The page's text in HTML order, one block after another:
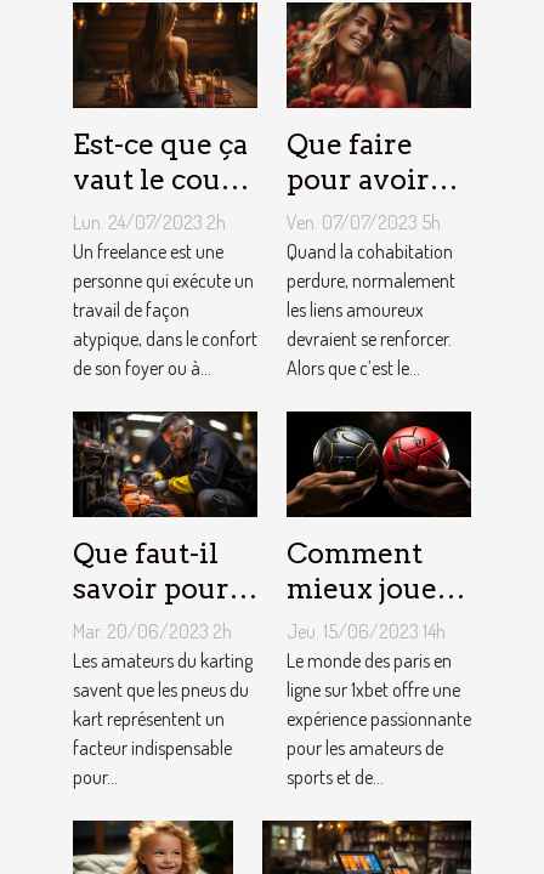
Est-ce que ça
vaut le coup
de devenir
indépendant
?
Lun. 24/07/2023 2h
Un freelance est une
personne qui exécute un
travail de façon
atypique, dans le confort
de son foyer ou à...
Que faire
pour avoir
toujours la
vie rose en
couple ?
Ven. 07/07/2023 5h
Quand la cohabitation
perdure, normalement
les liens amoureux
devraient se renforcer.
Alors que c’est le...
Que faut-il
savoir pour
un meilleur
ajustement
de la
pression des
pneus de
Kart ?
Mar. 20/06/2023 2h
Les amateurs du karting
savent que les pneus du
kart représentent un
facteur indispensable
pour...
Comment
mieux jouer
pour gagner
au jeu
1XBET ?
Jeu. 15/06/2023 14h
Le monde des paris en
ligne sur 1xbet offre une
expérience passionnante
pour les amateurs de
sports et de...